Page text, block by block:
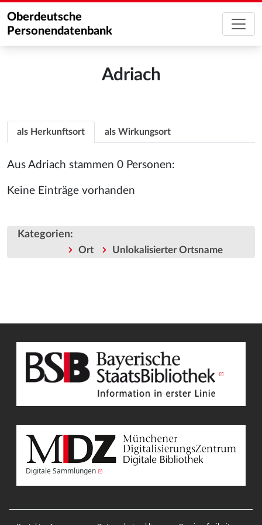
Oberdeutsche
Personendatenbank
Adriach
als Herkunftsort als Wirkungsort
Aus Adriach stammen 0 Personen:
Keine Einträge vorhanden
Kategorien:
Ort Unlokalisierter Ortsname
Digitale Sammlungen